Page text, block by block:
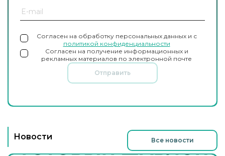
Согласен на обработку персональных данных и с
политикой конфиденциальности
Согласен на получение информационных и
рекламных материалов по электронной почте
Отправить
Новости Все новости